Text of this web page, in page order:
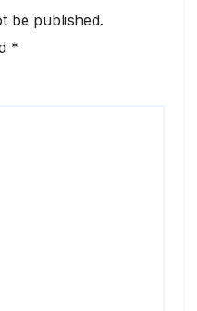
be published.
*